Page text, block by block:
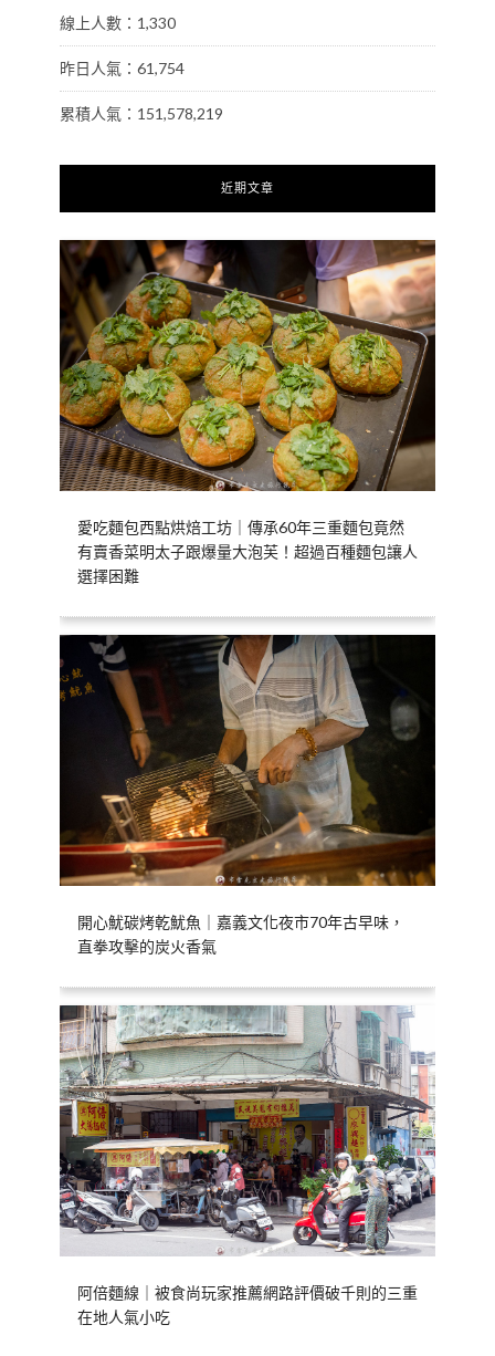
線上人數：1,330
昨日人氣：61,754
累積人氣：151,578,219
近期文章
愛吃麵包西點烘焙工坊｜傳承60年三重麵包竟然
有賣香菜明太子跟爆量大泡芙！超過百種麵包讓人
選擇困難
開心魷碳烤乾魷魚｜嘉義文化夜市70年古早味，
直拳攻擊的炭火香氣
阿倍麵線｜被食尚玩家推薦網路評價破千則的三重
在地人氣小吃